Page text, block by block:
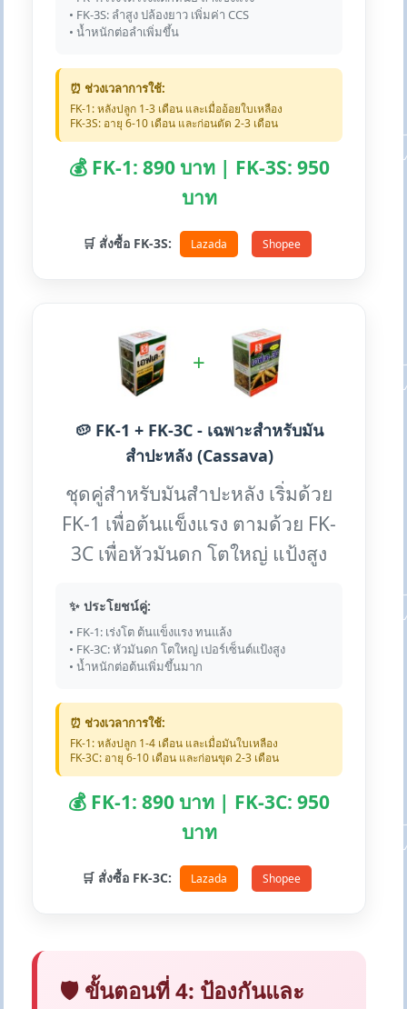
• FK-3S: ลำสูง ปล้องยาว เพิ่มค่า CCS
• น้ำหนักต่อลำเพิ่มขึ้น
⏰ ช่วงเวลาการใช้:
FK-1: หลังปลูก 1-3 เดือน และเมื่ออ้อยใบเหลือง
FK-3S: อายุ 6-10 เดือน และก่อนตัด 2-3 เดือน
💰 FK-1: 890 บาท | FK-3S: 950
บาท
🛒 สั่งซื้อ FK-3S: Lazada Shopee
+
🥔 FK-1 + FK-3C - เฉพาะสำหรับมัน
สำปะหลัง (Cassava)
ชุดคู่สำหรับมันสำปะหลัง เริ่มด้วย
FK-1 เพื่อต้นแข็งแรง ตามด้วย FK-
3C เพื่อหัวมันดก โตใหญ่ แป้งสูง
✨ ประโยชน์คู่:
• FK-1: เร่งโต ต้นแข็งแรง ทนแล้ง
• FK-3C: หัวมันดก โตใหญ่ เปอร์เซ็นต์แป้งสูง
• น้ำหนักต่อต้นเพิ่มขึ้นมาก
⏰ ช่วงเวลาการใช้:
FK-1: หลังปลูก 1-4 เดือน และเมื่อมันใบเหลือง
FK-3C: อายุ 6-10 เดือน และก่อนขุด 2-3 เดือน
💰 FK-1: 890 บาท | FK-3C: 950
บาท
🛒 สั่งซื้อ FK-3C: Lazada Shopee
🛡️ ขั้นตอนที่ 4: ป้องกันและ